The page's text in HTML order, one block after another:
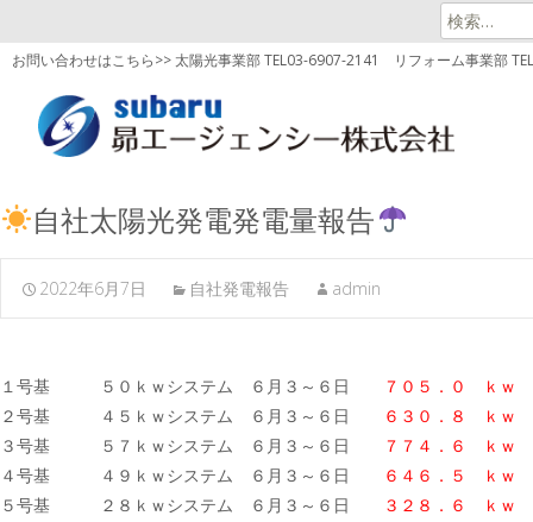
検
索:
お問い合わせはこちら>> 太陽光事業部 TEL03-6907-2141 リフォーム事業部
自社太陽光発電発電量報告
2022年6月7日 自社発電報告 admin
１号基 ５０ｋｗシステム ６月３～６日
７０５．０ ｋｗ
２号基 ４５ｋｗシステム ６月３～６日
６３０．８ ｋｗ
３号基 ５７ｋｗシステム ６月３～６日
７７４．６
ｋｗ
４号基 ４９ｋｗシステム ６月３～６日
６４６．５ ｋｗ
５号基 ２８ｋｗシステム ６月３～６日
３２８．６ ｋｗ